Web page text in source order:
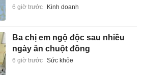
6 giờ trước Kinh doanh
Ba chị em ngộ độc sau nhiều
ngày ăn chuột đồng
6 giờ trước Sức khỏe